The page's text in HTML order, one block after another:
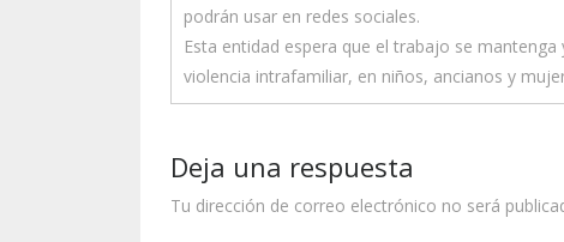
podrán usar en redes sociales.
Esta entidad espera que el trabajo se
violencia intrafamiliar, en niños, ancianos y
Deja una respuesta
Tu dirección de correo electrónico no será